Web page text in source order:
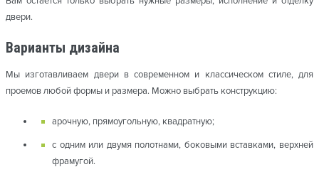
двери.
Варианты дизайна
Мы изготавливаем двери в современном и классическом стиле, для
проемов любой формы и размера. Можно выбрать конструкцию:
арочную, прямоугольную, квадратную;
с одним или двумя полотнами, боковыми вставками, верхней
фрамугой.